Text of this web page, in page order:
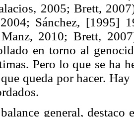
2005; Brett,
Sánchez, [1995]
2010; Brett,
en torno al
Pero lo que se ha
queda por hacer.
general, destaco